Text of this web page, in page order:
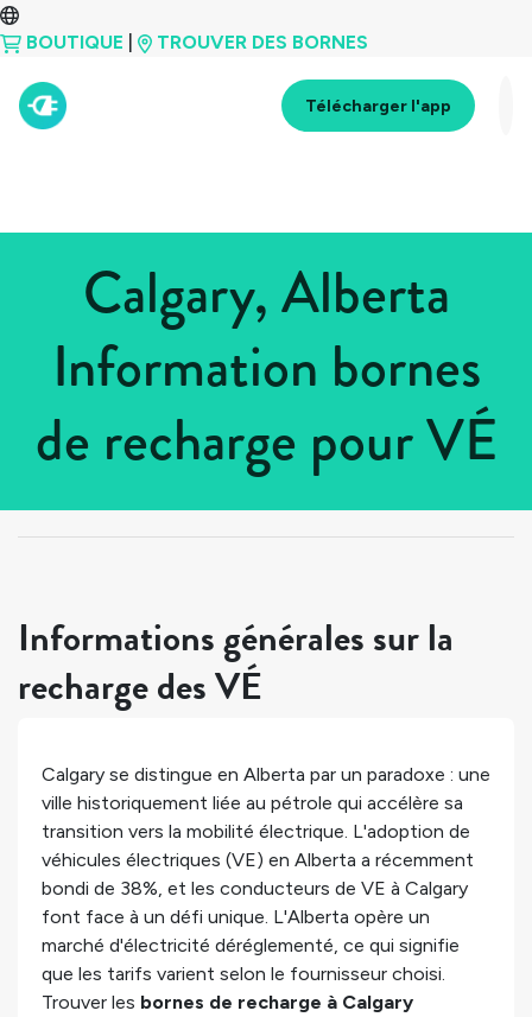
BOUTIQUE TROUVER DES BORNES
Télécharger l'app
Calgary, Alberta
Information bornes
de recharge pour VÉ
> Alberta
Informations générales sur la
recharge des VÉ
Calgary se distingue en Alberta par un paradoxe : une
ville historiquement liée au pétrole qui accélère sa
transition vers la mobilité électrique. L'adoption de
véhicules électriques (VE) en Alberta a récemment
bondi de 38%, et les conducteurs de VE à Calgary
font face à un défi unique. L'Alberta opère un
marché d'électricité déréglementé, ce qui signifie
que les tarifs varient selon le fournisseur choisi.
Trouver les bornes de recharge à Calgary